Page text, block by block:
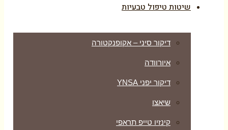
שיטות טיפול טבעיות
דיקור סיני – אקופנקטורה
איורוודה
דיקור יפני YNSA
שיאצו
קינזיו טייפ תראפי